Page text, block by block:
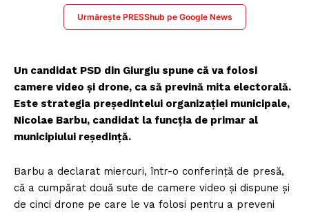
Urmărește PRESShub pe Google News
Un candidat PSD din Giurgiu spune că va folosi
camere video şi drone, ca să prevină mita electorală.
Este strategia preşedintelui organizaţiei municipale,
Nicolae Barbu, candidat la funcţia de primar al
municipiului reşedinţă.
Barbu a declarat miercuri, într-o conferinţă de presă,
că a cumpărat două sute de camere video şi dispune şi
de cinci drone pe care le va folosi pentru a preveni